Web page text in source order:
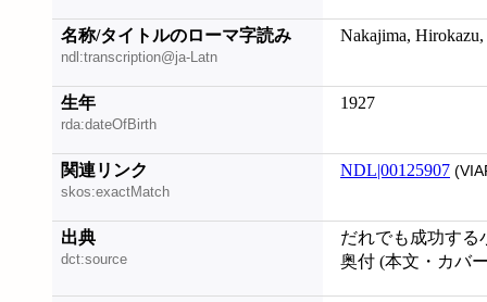
名称/タイトルのローマ字読み
ndl:transcription@ja-Latn
Nakajima, Hirokazu,
生年
rda:dateOfBirth
1927
関連リンク
skos:exactMatch
NDL|00125907
出典
dct:source
だれでも成功する
奥付 (本文・カバ